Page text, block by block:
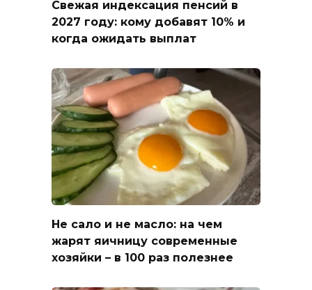
Свежая индексация пенсий в
2027 году: кому добавят 10% и
когда ожидать выплат
Не сало и не масло: на чем
жарят яичницу современные
хозяйки – в 100 раз полезнее